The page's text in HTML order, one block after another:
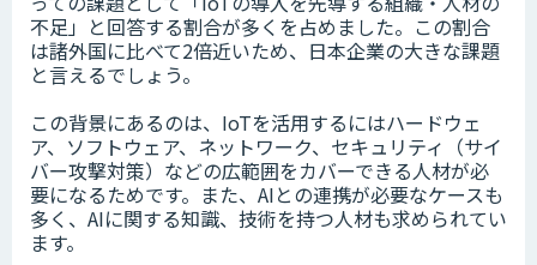
不足」と回答する割合が多くを占めました。この割合
は諸外国に比べて2倍近いため、日本企業の大きな課題
と言えるでしょう。
この背景にあるのは、IoTを活用するにはハードウェ
ア、ソフトウェア、ネットワーク、セキュリティ（サイ
バー攻撃対策）などの広範囲をカバーできる人材が必
要になるためです。また、AIとの連携が必要なケースも
多く、AIに関する知識、技術を持つ人材も求められてい
ます。